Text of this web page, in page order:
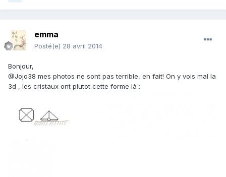
emma
Posté(e) 28 avril 2014
Bonjour,
@Jojo38 mes photos ne sont pas terrible, en fait! On y vois mal la
3d , les cristaux ont plutot cette forme là :